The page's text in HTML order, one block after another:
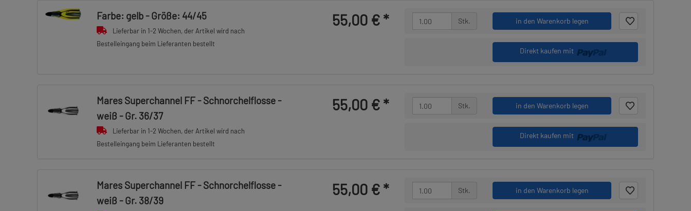
Farbe: gelb - Größe: 44/45
Lieferbar in 1-2 Wochen, der Artikel wird nach
Bestelleingang beim Lieferanten bestellt
55,00 €* Stk. in den Warenkorb legen
Direkt kaufen mit
Mares Superchannel FF - Schnorchelflosse -
weiß - Gr. 36/37
Lieferbar in 1-2 Wochen, der Artikel wird nach
Bestelleingang beim Lieferanten bestellt
55,00 €* Stk. in den Warenkorb legen
Direkt kaufen mit
Mares Superchannel FF - Schnorchelflosse -
weiß - Gr. 38/39
55,00 €* Stk. in den Warenkorb legen